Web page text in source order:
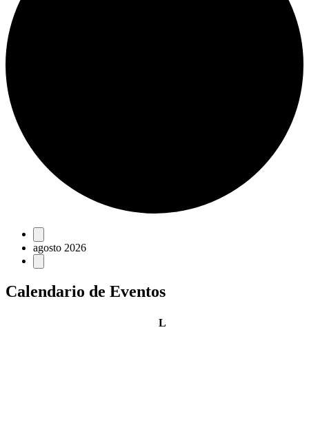
Eventos
agosto 2026
Calendario de Eventos
Llunes